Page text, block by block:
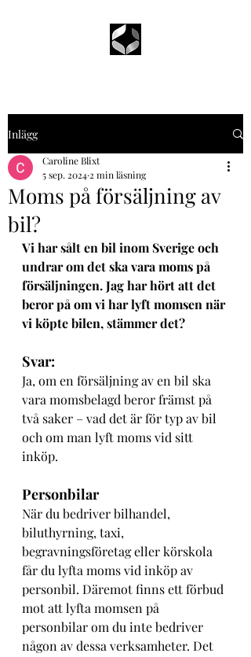
Inlägg
Moms på försäljning av
bil?
Caroline Blixt
5 sep. 2024 2 min läsning
Vi har sålt en bil inom Sverige och
undrar om det ska vara moms på
försäljningen. Jag har hört att det
beror på om vi har lyft momsen när
vi köpte bilen, stämmer det?
Svar:
Ja, om en försäljning av en bil ska
vara momsbelagd beror främst på
två saker – vad det är för typ av bil
och om man lyft moms vid sitt
inköp.
Personbilar
När du bedriver bilhandel,
biluthyrning, taxi,
begravningsföretag eller körskola
får du lyfta moms vid inköp av
personbil. Däremot finns ett förbud
mot att lyfta momsen på
personbilar om du inte bedriver
någon av dessa verksamheter. Det